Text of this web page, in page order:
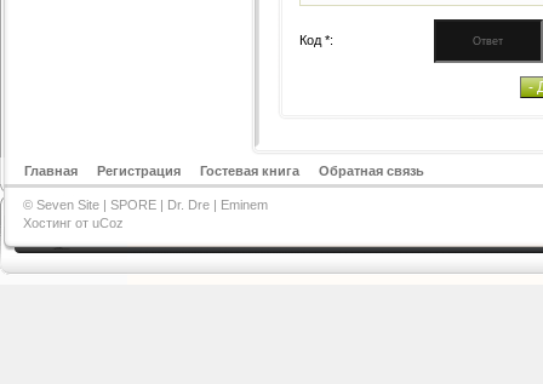
Код *:
Главная Регистрация Гостевая книга Обратная связь
© Seven Site | SPORE | Dr. Dre | Eminem
Хостинг от uCoz